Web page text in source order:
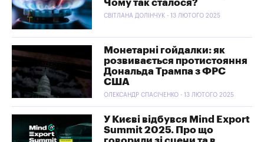
Чому так сталося?
СВІТЛАНА ДОЛІНЧУК - 13 ЛЮТОГО 2025
Монетарні гойдалки: як
розвивається протистояння
Дональда Трампа з ФРС
США
ОЛЕКСАНДР СПАСІЧЕНКО - 13 ЛЮТОГО 2025
У Києві відбувся Mind Export
Summit 2025. Про що